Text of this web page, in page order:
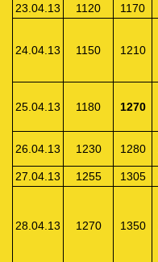
23.04.13 1120 1170
24.04.13 1150 1210
25.04.13 1180 1270
26.04.13 1230 1280
27.04.13
1255 1305
28.04.13 1270 1350